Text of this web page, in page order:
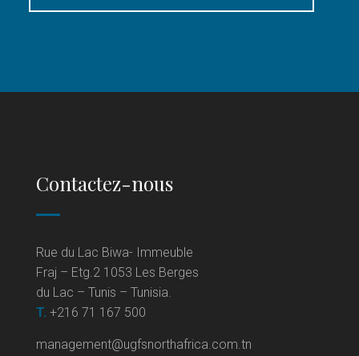
Contactez-nous
Rue du Lac Biwa- Immeuble
Fraj – Etg.2 1053 Les Berges
du Lac – Tunis – Tunisia.
T. +216 71 167 500
management@ugfsnorthafrica.com.tn